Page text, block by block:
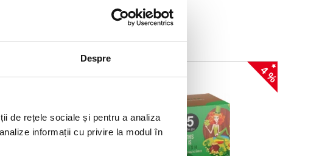
Despre
de rețele sociale și pentru a analiza
informații cu privire la modul în
4 %